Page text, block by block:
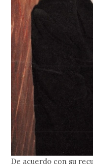
De acuerdo con su